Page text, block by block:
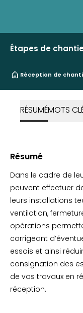
Étapes de
Réception de
RÉSUMÉMOTS
Résumé
Dans le cadre de
peuvent effectuer
leurs installations
ventilation,
opérations
corrigeant
essais et ainsi
consignation des
de vos travaux en
réception.